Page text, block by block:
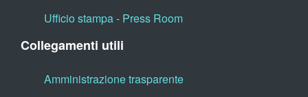
Ufficio stampa - Press Room
Collegamenti utili
Amministrazione trasparente